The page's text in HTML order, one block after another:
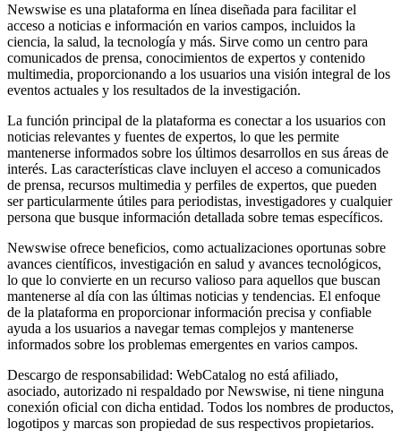
Newswise es una plataforma en línea diseñada para facilitar el
acceso a noticias e información en varios campos, incluidos la
ciencia, la salud, la tecnología y más. Sirve como un centro para
comunicados de prensa, conocimientos de expertos y contenido
multimedia, proporcionando a los usuarios una visión integral de los
eventos actuales y los resultados de la investigación.
La función principal de la plataforma es conectar a los usuarios con
noticias relevantes y fuentes de expertos, lo que les permite
mantenerse informados sobre los últimos desarrollos en sus áreas de
interés. Las características clave incluyen el acceso a comunicados
de prensa, recursos multimedia y perfiles de expertos, que pueden
ser particularmente útiles para periodistas, investigadores y cualquier
persona que busque información detallada sobre temas específicos.
Newswise ofrece beneficios, como actualizaciones oportunas sobre
avances científicos, investigación en salud y avances tecnológicos,
lo que lo convierte en un recurso valioso para aquellos que buscan
mantenerse al día con las últimas noticias y tendencias. El enfoque
de la plataforma en proporcionar información precisa y confiable
ayuda a los usuarios a navegar temas complejos y mantenerse
informados sobre los problemas emergentes en varios campos.
Descargo de responsabilidad: WebCatalog no está afiliado,
asociado, autorizado ni respaldado por Newswise, ni tiene ninguna
conexión oficial con dicha entidad. Todos los nombres de productos,
logotipos y marcas son propiedad de sus respectivos propietarios.